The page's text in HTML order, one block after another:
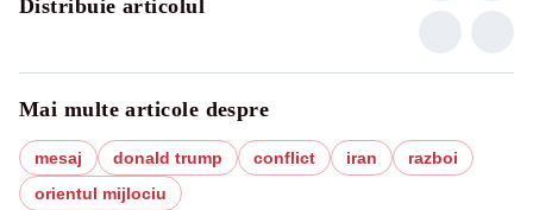
Distribuie articolul
Mai multe articole despre
mesaj donald trump conflict iran
razboi
orientul mijlociu